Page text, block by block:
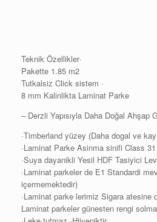
Teknik Özellikler·
Pakette 1.85 m2
Tutkalsiz Click sistem ·
8 mm Kalinlikta Laminat Parke
– Derzli Yapısıyla Daha Doğal Ahşap
·Timberland yüzey (Daha dogal ve
·Laminat Parke Asinma sinifi Class
·Suya dayanikli Yesil HDF Tasiyici
·Laminat parkeler de E1 Standardi
içermemektedir)
·Laminat parke lerimiz Sigara atesine
Laminat parkeler günesten rengi